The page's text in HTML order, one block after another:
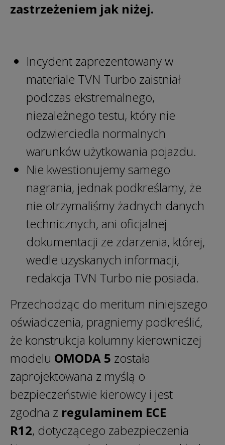
zastrzeżeniem jak niżej.
Incydent zaprezentowany w
materiale TVN Turbo zaistniał
podczas ekstremalnego,
niezależnego testu, który nie
odzwierciedla normalnych
warunków użytkowania pojazdu.
Nie kwestionujemy samego
nagrania, jednak podkreślamy, że
nie otrzymaliśmy żadnych danych
technicznych, ani oficjalnej
dokumentacji ze zdarzenia, której,
wedle uzyskanych informacji,
redakcja TVN Turbo nie posiada.
Przechodząc do meritum niniejszego
oświadczenia, pragniemy podkreślić,
że konstrukcja kolumny kierowniczej
modelu OMODA 5 została
zaprojektowana z myślą o
bezpieczeństwie kierowcy i jest
zgodna z regulaminem ECE
R12, dotyczącego zabezpieczenia